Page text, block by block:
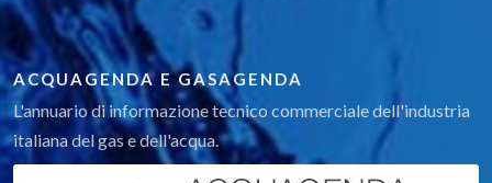
ACQUAGENDA E GASAGENDA
L'annuario di informazione tecnico commerciale dell'industria
italiana del gas e dell'acqua.